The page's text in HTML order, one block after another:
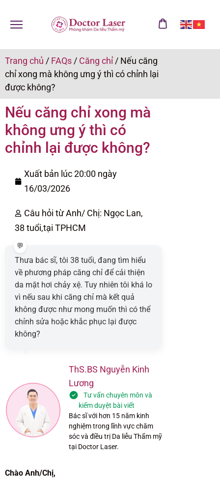
Trang chủ / FAQs / Căng chỉ/ Nếu căng
chỉ xong mà không ưng ý thì có chỉnh lại
được không?
Nếu căng chỉ xong mà
không ưng ý thì có
chỉnh lại được không?
Xuất bản lúc 20:00 ngày
16/03/2026
Câu hỏi từ Anh/ Chị: Ngọc Lan,
38 tuổi,tại TPHCM
Thưa bác sĩ, tôi 38 tuổi, đang tìm hiểu
về phương pháp căng chỉ để cải thiện
da mặt hơi chảy xệ. Tuy nhiên tôi khá lo
vì nếu sau khi căng chỉ mà kết quả
không được như mong muốn thì có thể
chỉnh sửa hoặc khắc phục lại được
không?
ThS.BS Nguyễn Kinh
Lương
Tư vấn chuyên môn và
kiểm duyệt bài viết
Bác sĩ với hơn 15 năm kinh
nghiệm trong lĩnh vực chăm
sóc và điều trị Da liễu Thẩm mỹ
tại Doctor Laser.
Chào Anh/Chị,